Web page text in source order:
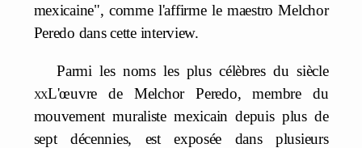
mexicaine", comme l'affirme le maestro Melchor
Peredo dans cette interview.
Parmi les noms les plus célèbres du siècle
xxL'œuvre de Melchor Peredo, membre du
mouvement muraliste mexicain depuis plus de
sept décennies, est exposée dans plusieurs